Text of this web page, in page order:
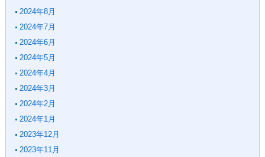
2024年8月
2024年7月
2024年6月
2024年5月
2024年4月
2024年3月
2024年2月
2024年1月
2023年12月
2023年11月